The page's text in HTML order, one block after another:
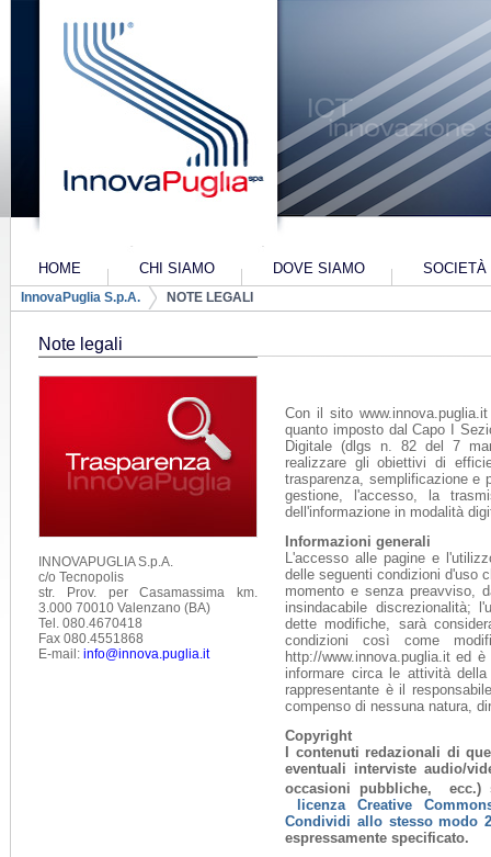
Navigazione
HOME
CHI SIAMO
PIANO INDUSTRIALE 2022-2024
DOVE SIAMO
SOCIETÀ
Breadcrumb
InnovaPuglia S.p.A. NOTE LEGALI
Note legali
INNOVAPUGLIA S.p.A.
c/o Tecnopolis
str. Prov. per Casamassima km.
3.000 70010 Valenzano (BA)
Tel. 080.4670418
Fax 080.4551868
E-mail: info@innova.puglia.it
Con il sito
quanto imposto dal Capo I
Digitale (dlgs n. 82 del 7
realizzare gli obiettivi di
trasparenza, semplificazione e
gestione, l'accesso, la
dell'informazione in modalità
Informazioni generali
L'accesso alle pagine e
delle seguenti condizioni d'uso
momento e senza preavviso,
insindacabile discrezionalità;
dette modifiche, sarà
condizioni così come
http://www.innova.puglia.it ed
informare circa le attività
rappresentante è il
compenso di nessuna natura,
Copyright
I contenuti redazionali di
eventuali interviste audio/
occasioni pubbliche,
licenza Creative
Condividi allo stesso modo
espressamente specificato.